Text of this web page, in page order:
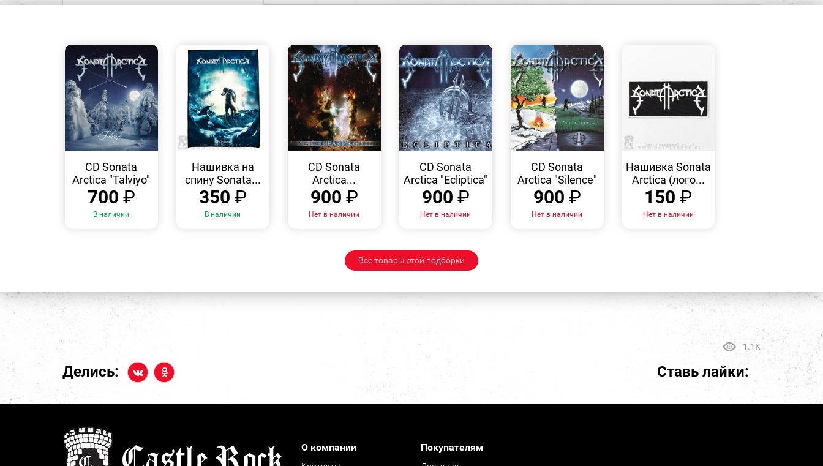
ПРОСМОТР
CD Sonata
Arctica "Talviyo"
700 ₽
В наличии
Нашивка на
спину Sonata...
350 ₽
В наличии
ПРОСМОТР
CD Sonata
Arctica...
900 ₽
Нет в наличии
ПРОСМОТР
CD Sonata
Arctica "Ecliptica"
900 ₽
Нет в наличии
ПРОСМОТР
CD Sonata
Arctica "Silence"
900 ₽
Нет в наличии
ПРОСМОТР
Нашивка Sonata
Arctica (лого...
150₽
Нет в наличии
Все товары этой подборки
1.1K
Делись: Ставь лайки:
О компании Покупателям